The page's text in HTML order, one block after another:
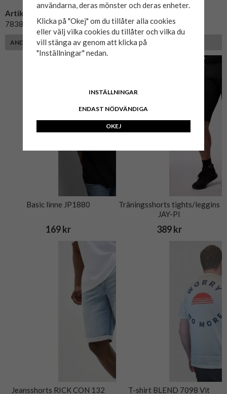
Artikelnummer:
7838400-brown
ANDRA KUNDER MED SAMMA PASSFORM VALDE ÄVEN
Basic linne JP1880
169 kr
Träningsshorts tights/leggins
JAY-PI
389 kr
Jeansshorts RICK CON 132 T-shirt BLEND 7098 Vit
användarna, deras mönster och deras enheter.
Klicka på "Okej" om du tillåter alla cookies
eller välj vilka cookies du tillåter och vilka du
vill stänga av genom att klicka på
"Inställningar" nedan.
INSTÄLLNINGAR
ENDAST NÖDVÄNDIGA
OKEJ